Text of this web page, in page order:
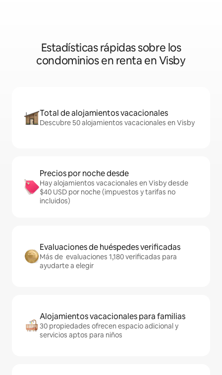
Estadísticas rápidas sobre los
condominios en renta en Visby
Total de alojamientos vacacionales
Descubre 50 alojamientos vacacionales en Visby
Precios por noche desde
Hay alojamientos vacacionales en Visby desde
$40 USD por noche (impuestos y tarifas no
incluidos)
Evaluaciones de huéspedes verificadas
Más de evaluaciones 1,180 verificadas para
ayudarte a elegir
Alojamientos vacacionales para familias
30 propiedades ofrecen espacio adicional y
servicios aptos para niños